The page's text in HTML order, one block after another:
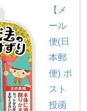
【メ
ール
便(日
本郵
便) ポ
スト
投函